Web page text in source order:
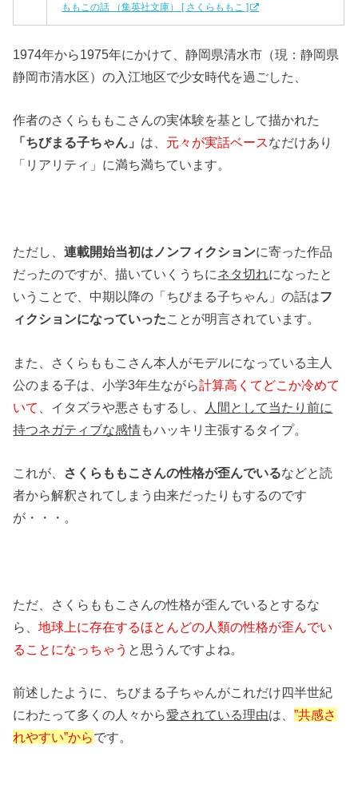
ももこの話 （集英社文庫） [ さくらももこ ]
1974年から1975年にかけて、静岡県清水市（現：静岡県
静岡市清水区）の入江地区で少女時代を過ごした、
作者のさくらももこさんの実体験を基として描かれた
「ちびまる子ちゃん」 は、 元々が実話ベースなだけあり
「リアリティ」に満ち満ちています。
ただし、連載開始当初はノンフィクションに寄った作品
だったのですが、描いていくうちにネタ切れになったと
いうことで、中期以降の「ちびまる子ちゃん」の話はフ
ィクションになっていったことが明言されています。
また、さくらももこさん本人がモデルになっている主人
公のまる子は、小学3年生ながら計算高くてどこか冷めて
いて
、イタズラや悪さもするし、
人間として当たり前に
持つネガティブな感情もハッキリ主張するタイプ。
これが、 さくらももこさんの性格が歪んでいるなどと読
者から解釈されてしまう由来だったりもするのです
が・・・。
ただ、さくらももこさんの性格が歪んでいるとするな
ら、地球上に存在するほとんどの人類の性格が歪んでい
ることになっちゃう と思うんですよね。
前述したように、ちびまる子ちゃんがこれだけ四半世紀
にわたって多くの人々から愛されている理由は、”共感さ
れやすい”からです。